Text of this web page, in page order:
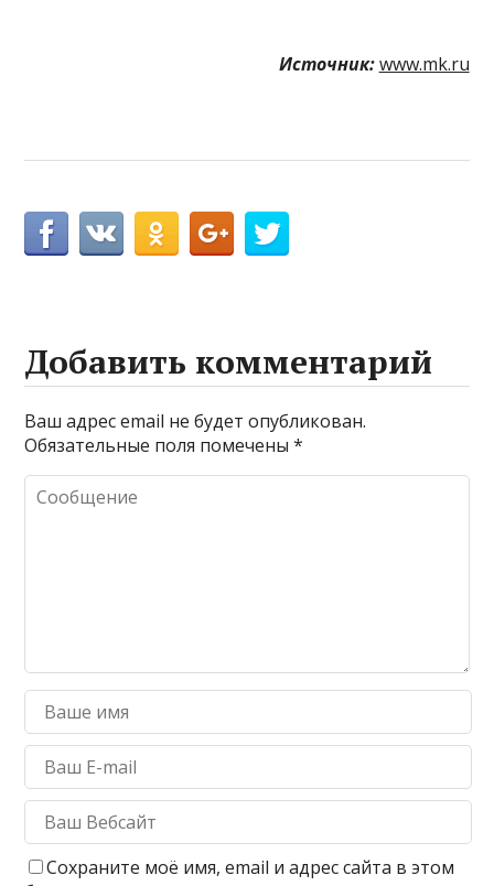
Источник: www.mk.ru
Добавить комментарий
Ваш адрес email не будет опубликован.
Обязательные поля помечены*
Сохраните моё имя, email и адрес сайта в этом